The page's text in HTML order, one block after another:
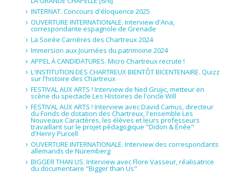
INTERNAT. Concours d'éloquence 2025
OUVERTURE INTERNATIONALE. Interview d'Ana,
correspondante espagnole de Grenade
La Soirée Carrières des Chartreux 2024
Immersion aux Journées du patrimoine 2024
APPEL À CANDIDATURES. Micro Chartreux recrute !
L'INSTITUTION DES CHARTREUX BIENTÔT BICENTENAIRE. Quizz
sur l'histoire des Chartreux
FESTIVAL AUX ARTS ! Interview de Ned Grujic, metteur en
scène du spectacle Les Histoires de l'oncle Will
FESTIVAL AUX ARTS ! Interview avec David Camus, directeur
du Fonds de dotation des Chartreux, l'ensemble Les
Nouveaux Caractères, les élèves et leurs professeurs
travaillant sur le projet pédagogique "Didon & Énée"
d'Henry Purcell
OUVERTURE INTERNATIONALE. Interview des correspondants
allemands de Nüremberg
BIGGER THAN US. Interview avec Flore Vasseur, réalisatrice
du documentaire "Bigger than Us"